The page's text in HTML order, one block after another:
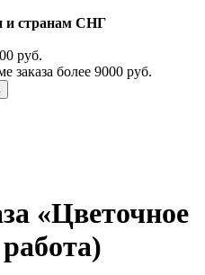
и странам СНГ
руб.
заказа более 9000 руб.
«Цветочное